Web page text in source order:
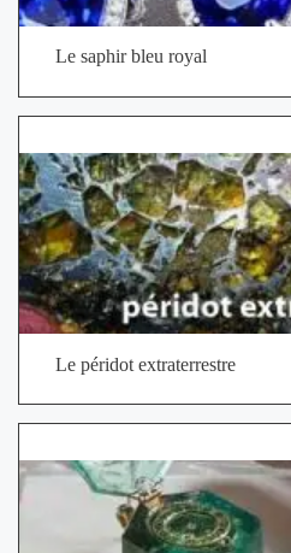
Le saphir bleu royal
Le péridot extraterrestre